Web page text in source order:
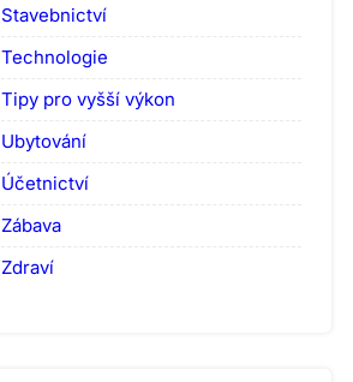
Stavebnictví
Technologie
Tipy pro vyšší výkon
Ubytování
Účetnictví
Zábava
Zdraví